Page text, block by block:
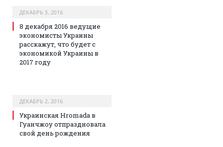
ДЕКАБРЬ 3, 2016
8 декабря 2016 ведущие
экономисты Украины
расскажут, что будет с
экономикой Украины в
2017 году
ДЕКАБРЬ 2, 2016
Украинская Hromada в
Гуанчжоу отпраздновала
свой день рождения